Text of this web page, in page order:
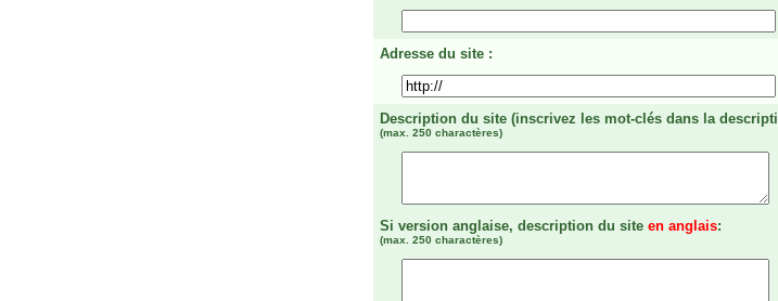
Adresse du site :
Description du site (inscrivez les mot-clés dans la
(max. 250 charactères)
Si version anglaise, description du site en anglais:
(max. 250 charactères)